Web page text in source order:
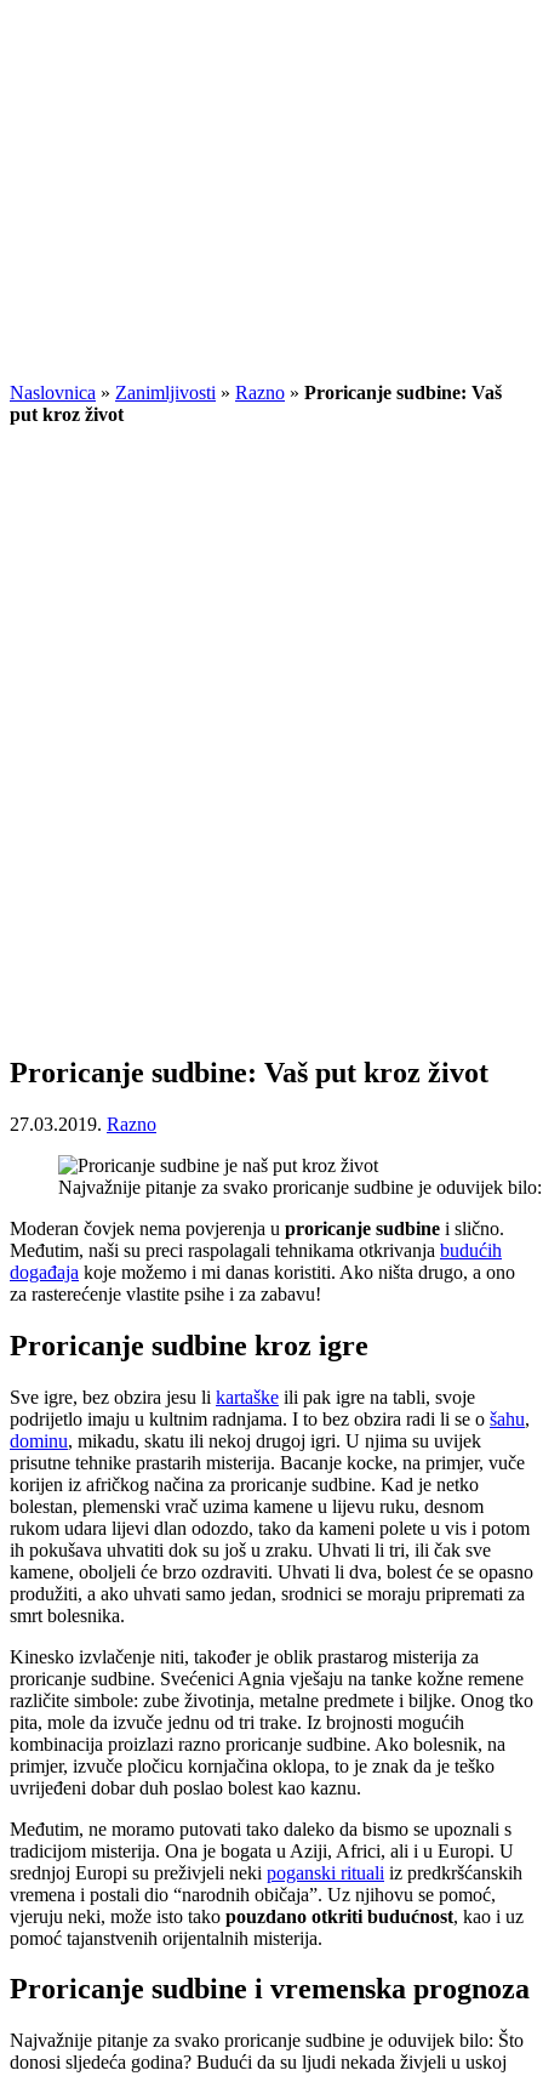
Naslovnica » Zanimljivosti » Razno » Proricanje sudbine: Vaš
put kroz život
Proricanje sudbine: Vaš put kroz život
27.03.2019. Razno
Najvažnije pitanje za svako proricanje sudbine je oduvijek
Moderan čovjek nema povjerenja u proricanje sudbine i slično.
Međutim, naši su preci raspolagali tehnikama otkrivanja budućih
događaja koje možemo i mi danas koristiti. Ako ništa drugo, a ono
za rasterećenje vlastite psihe i za zabavu!
Proricanje sudbine kroz igre
Sve igre, bez obzira jesu li kartaške ili pak igre na tabli, svoje
podrijetlo imaju u kultnim radnjama. I to bez obzira radi li se o šahu,
dominu, mikadu, skatu ili nekoj drugoj igri. U njima su uvijek
prisutne tehnike prastarih misterija. Bacanje kocke, na primjer, vuče
korijen iz afričkog načina za proricanje sudbine. Kad je netko
bolestan, plemenski vrač uzima kamene u lijevu ruku, desnom
rukom udara lijevi dlan odozdo, tako da kameni polete u vis i potom
ih pokušava uhvatiti dok su još u zraku. Uhvati li tri, ili čak sve
kamene, oboljeli će brzo ozdraviti. Uhvati li dva, bolest će se opasno
produžiti, a ako uhvati samo jedan, srodnici se moraju pripremati za
smrt bolesnika.
Kinesko izvlačenje niti, također je oblik prastarog misterija za
proricanje sudbine. Svećenici Agnia vješaju na tanke kožne remene
različite simbole: zube životinja, metalne predmete i biljke. Onog tko
pita, mole da izvuče jednu od tri trake. Iz brojnosti mogućih
kombinacija proizlazi razno proricanje sudbine. Ako bolesnik, na
primjer, izvuče pločicu kornjačina oklopa, to je znak da je teško
uvrijeđeni dobar duh poslao bolest kao kaznu.
Međutim, ne moramo putovati tako daleko da bismo se upoznali s
tradicijom misterija. Ona je bogata u Aziji, Africi, ali i u Europi. U
srednjoj Europi su preživjeli neki poganski rituali iz predkršćanskih
vremena i postali dio “narodnih običaja”. Uz njihovu se pomoć,
vjeruju neki, može isto tako pouzdano otkriti budućnost, kao i uz
pomoć tajanstvenih orijentalnih misterija.
Proricanje sudbine i vremenska prognoza
Najvažnije pitanje za svako proricanje sudbine je oduvijek bilo: Što
donosi sljedeća godina? Budući da su ljudi nekada živjeli u uskoj